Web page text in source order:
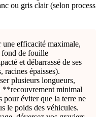
ou gris clair (selon process
une efficacité maximale,
fond de fouille
et débarrassé de ses
racines épaisses).
plusieurs longueurs,
**recouvrement minimal
pour éviter que la terre ne
le poids des véhicules.